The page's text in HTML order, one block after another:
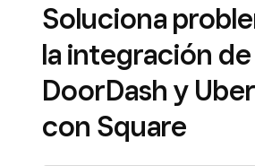
Soluciona
la integración de
DoorDash y
con Square